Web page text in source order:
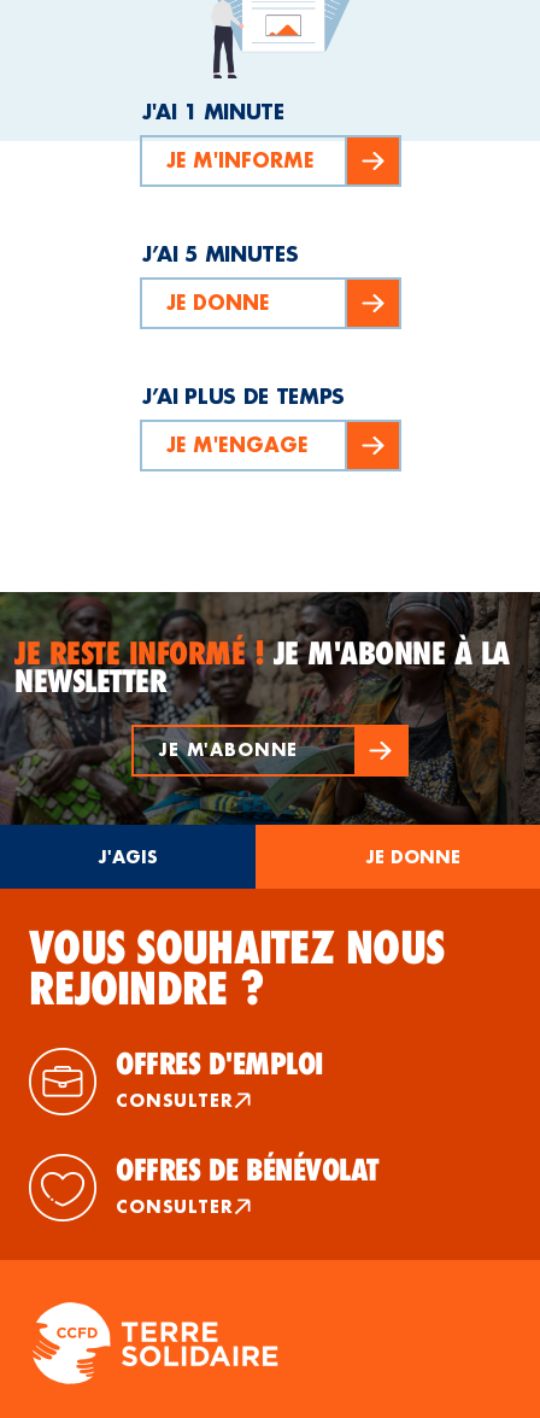
J'AI 1 MINUTE
JE M'INFORME
J’AI 5 MINUTES
JE DONNE
J’AI PLUS DE TEMPS
JE M'ENGAGE
JE RESTE INFORMÉ !JE M'ABONNE À LA
NEWSLETTER
JE M'ABONNE
J'AGIS JE DONNE
VOUS SOUHAITEZ NOUS
REJOINDRE ?
OFFRES D'EMPLOI
CONSULTER
OFFRES DE BÉNÉVOLAT
CONSULTER